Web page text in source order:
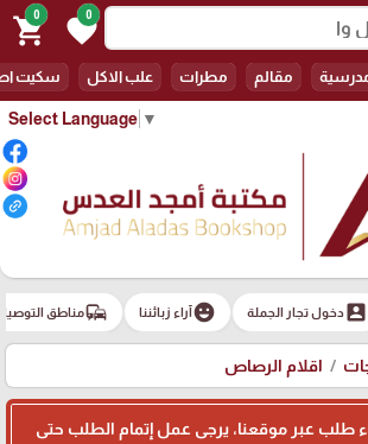
Select Language ▼
0
favorite
0
shopping_cart
مقالم مطرات علب الاكل سكيت
account_boxدخول تجار الجملة emoji_emotionsآراء زبائننا commuteمناطق
اقلام الرصاص
طلب عبر موقعنا، يرجى عمل إتمام الطلب حتى